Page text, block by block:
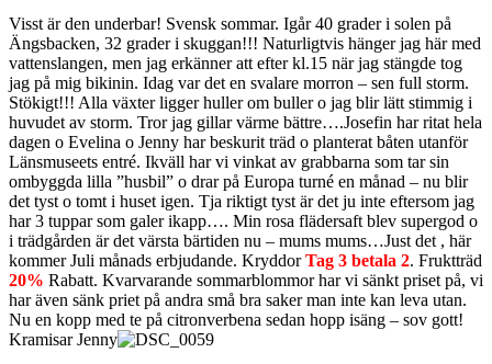
Visst är den underbar! Svensk sommar. Igår 40 grader i solen på
Ängsbacken, 32 grader i skuggan!!! Naturligtvis hänger jag här med
vattenslangen, men jag erkänner att efter kl.15 när jag stängde tog
jag på mig bikinin. Idag var det en svalare morron – sen full storm.
Stökigt!!! Alla växter ligger huller om buller o jag blir lätt stimmig i
huvudet av storm. Tror jag gillar värme bättre….Josefin har ritat hela
dagen o Evelina o Jenny har beskurit träd o planterat båten utanför
Länsmuseets entré. Ikväll har vi vinkat av grabbarna som tar sin
ombyggda lilla ”husbil” o drar på Europa turné en månad – nu blir
det tyst o tomt i huset igen. Tja riktigt tyst är det ju inte eftersom jag
har 3 tuppar som galer ikapp…. Min rosa flädersaft blev supergod o
i trädgården är det värsta bärtiden nu – mums mums…Just det , här
kommer Juli månads erbjudande. KryddorTag 3 betala 2. Fruktträd
20% Rabatt. Kvarvarande sommarblommor har vi sänkt priset på, vi
har även sänk priet på andra små bra saker man inte kan leva utan.
Nu en kopp med te på citronverbena sedan hopp isäng – sov gott!
Kramisar Jenny